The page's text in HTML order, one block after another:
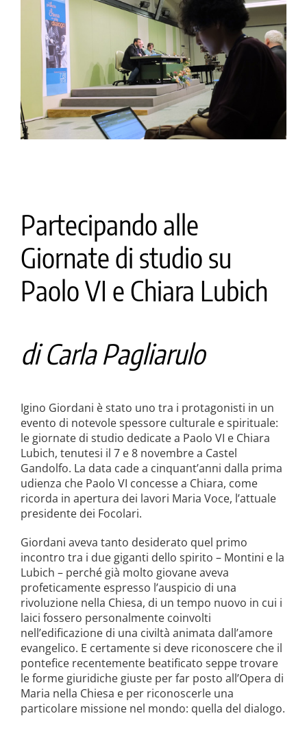
Partecipando alle
Giornate di studio su
Paolo VI e Chiara Lubich
di Carla Pagliarulo
Igino Giordani è stato uno tra i protagonisti in un
evento di notevole spessore culturale e spirituale:
le giornate di studio dedicate a Paolo VI e Chiara
Lubich, tenutesi il 7 e 8 novembre a Castel
Gandolfo. La data cade a cinquant’anni dalla prima
udienza che Paolo VI concesse a Chiara, come
ricorda in apertura dei lavori Maria Voce, l’attuale
presidente dei Focolari.
Giordani aveva tanto desiderato quel primo
incontro tra i due giganti dello spirito – Montini e la
Lubich – perché già molto giovane aveva
profeticamente espresso l’auspicio di una
rivoluzione nella Chiesa, di un tempo nuovo in cui i
laici fossero personalmente coinvolti
nell’edificazione di una civiltà animata dall’amore
evangelico. E certamente si deve riconoscere che il
pontefice recentemente beatificato seppe trovare
le forme giuridiche giuste per far posto all’Opera di
Maria nella Chiesa e per riconoscerle una
particolare missione nel mondo: quella del dialogo.